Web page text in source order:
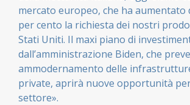
mercato europeo, che ha aumentato
per cento la richiesta dei nostri
Stati Uniti. Il maxi piano di
dall’amministrazione Biden, che
ammodernamento delle
private, aprirà nuove opportunità
settore».